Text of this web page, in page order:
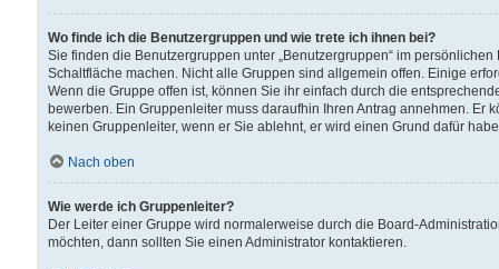
Wo finde ich die Benutzergruppen und wie trete ich ihnen bei?
Sie finden die Benutzergruppen unter „Benutzergruppen“ im
Schaltfläche machen. Nicht alle Gruppen sind allgemein offen. Einige
Wenn die Gruppe offen ist, können Sie ihr einfach durch die
bewerben. Ein Gruppenleiter muss daraufhin Ihren Antrag annehmen.
keinen Gruppenleiter, wenn er Sie ablehnt, er wird einen Grund dafür
Nach oben
Wie werde ich Gruppenleiter?
Der Leiter einer Gruppe wird normalerweise durch die Board-
möchten, dann sollten Sie einen Administrator kontaktieren.